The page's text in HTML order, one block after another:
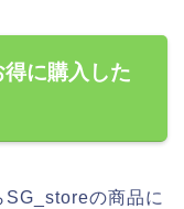
に購入した
SG_storeの商品に